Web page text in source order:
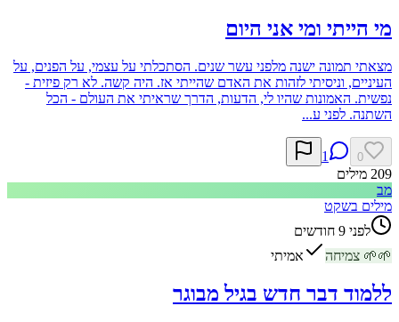
מי הייתי ומי אני היום
מצאתי תמונה ישנה מלפני עשר שנים. הסתכלתי על עצמי, על הפנים, על
העיניים, וניסיתי לזהות את האדם שהייתי אז. היה קשה. לא רק פיזית -
נפשית. האמונות שהיו לי, הדעות, הדרך שראיתי את העולם - הכל
השתנה. לפני ע...
0
1
209 מילים
מב
מילים בשקט
לפני 9 חודשים
🌱
🌱 צמיחה אמיתי
ללמוד דבר חדש בגיל מבוגר